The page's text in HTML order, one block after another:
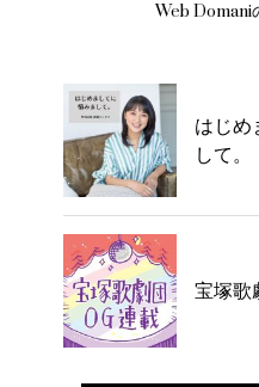
Web Domani
はじめ
して。
宝塚歌